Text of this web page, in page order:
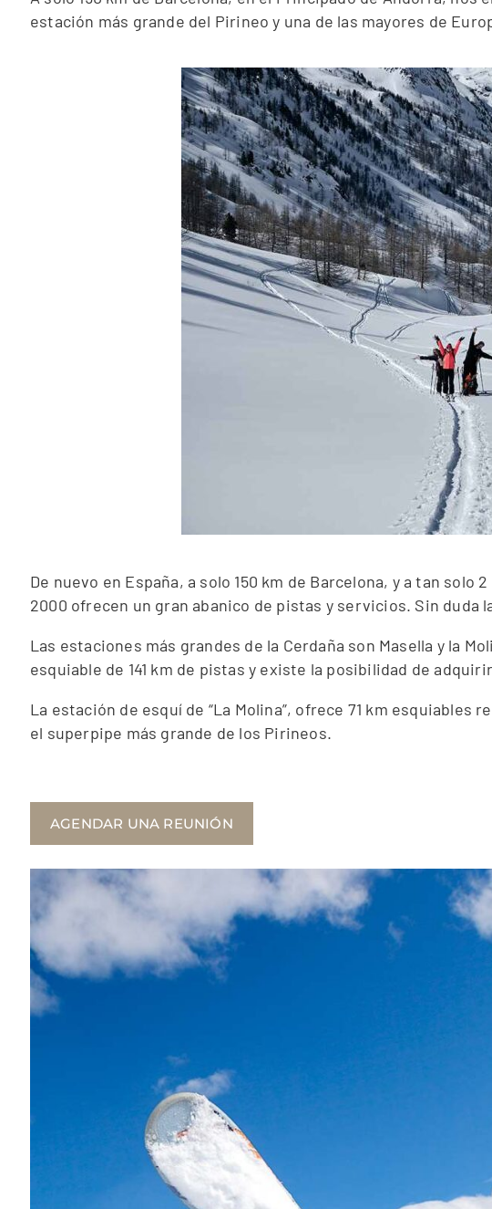
estación más grande del Pirineo y una de las mayores de
De nuevo en España, a solo 150 km de Barcelona, y a tan solo 2
2000 ofrecen un gran abanico de pistas y servicios. Sin duda
Las estaciones más grandes de la Cerdaña son Masella y la
esquiable de 141 km de pistas y existe la posibilidad de
La estación de esquí de “La Molina”, ofrece 71 km
el superpipe más grande de los Pirineos.
AGENDAR UNA REUNIÓN